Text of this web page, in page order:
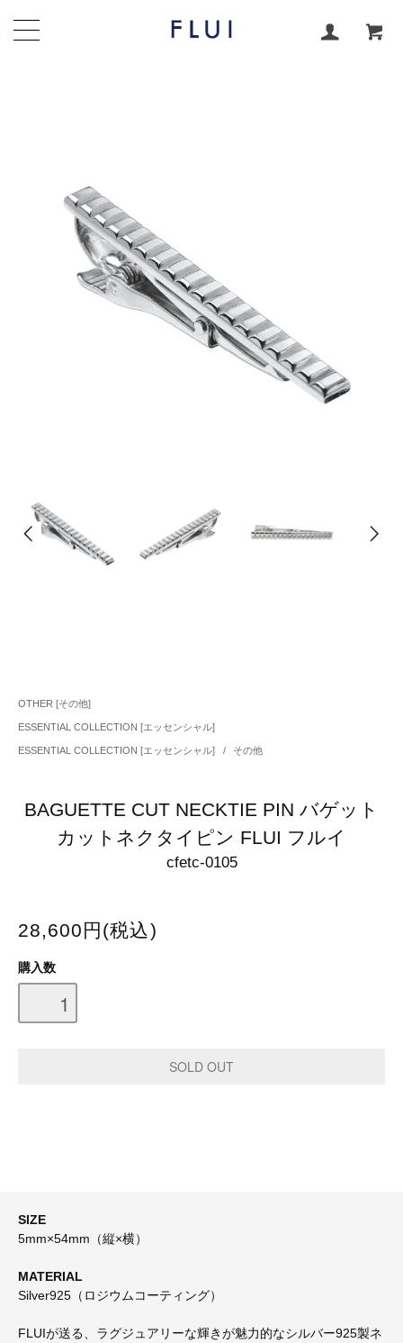
OTHER [その他]
ESSENTIAL COLLECTION [エッセンシャル]
ESSENTIAL COLLECTION [エッセンシャル] / その他
BAGUETTE CUT NECKTIE PIN バゲット
カットネクタイピン FLUI フルイ
cfetc-0105
28,600円(税込)
購入数
SIZE
5mm×54mm（縦×横）
MATERIAL
Silver925（ロジウムコーティング）
FLUIが送る、ラグジュアリーな輝きが魅力的なシルバー925製ネ